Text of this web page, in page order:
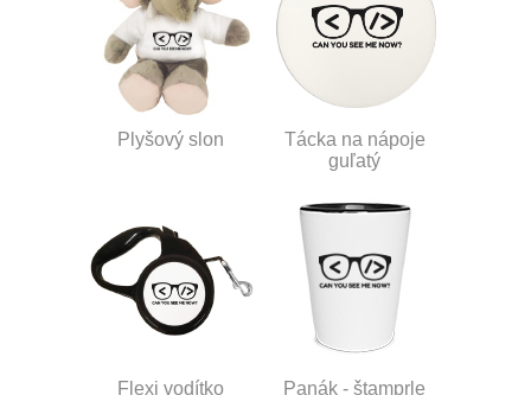
Plyšový slon
Tácka na nápoje
guľatý
Flexi vodítko Panák - štamprle